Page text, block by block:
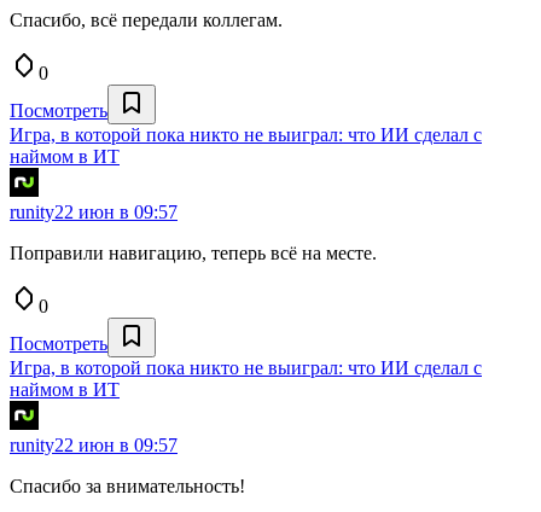
Спасибо, всё передали коллегам.
0
Посмотреть
Игра, в которой пока никто не выиграл: что ИИ сделал с
наймом в ИТ
runity22 июн в 09:57
Поправили навигацию, теперь всё на месте.
0
Посмотреть
Игра, в которой пока никто не выиграл: что ИИ сделал с
наймом в ИТ
runity22 июн в 09:57
Спасибо за внимательность!